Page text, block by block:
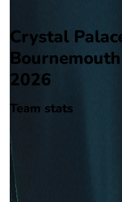
Crystal
Bournemouth
2026
Team stats
Crystal Palace
0 aantal goals